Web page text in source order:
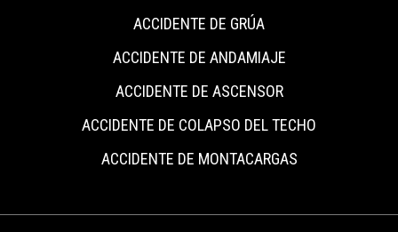
ACCIDENTE DE GRÚA
ACCIDENTE DE ANDAMIAJE
ACCIDENTE DE ASCENSOR
ACCIDENTE DE COLAPSO DEL TECHO
ACCIDENTE DE MONTACARGAS